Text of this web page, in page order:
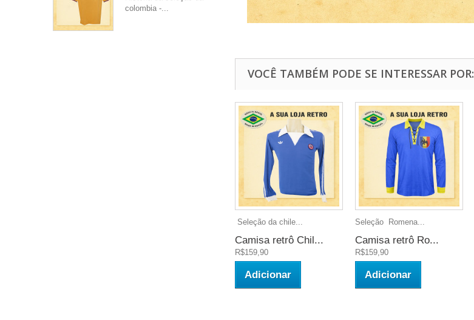
colombia -...
VOCÊ TAMBÉM PODE SE INTERESSAR POR:
Seleção da chile...
Camisa retrô Chil...
R$159,90
Adicionar
Seleção Romena...
Camisa retrô Ro...
R$159,90
Adicionar